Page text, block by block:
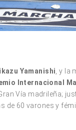
Yamanishi , y la
Internacional
Vía madrileña;
de 60 varones y